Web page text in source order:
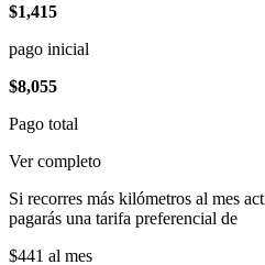
$1,415
pago inicial
$8,055
Pago total
Ver completo
Si recorres más kilómetros al mes
pagarás una tarifa preferencial de
$441 al mes